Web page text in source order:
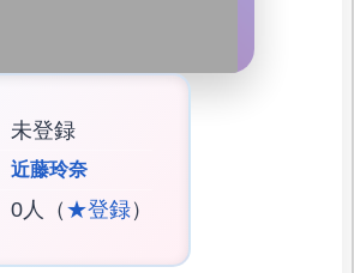
未登録
近藤玲奈
0人（ ★登録）